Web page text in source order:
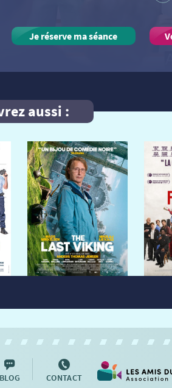
Je réserve ma séance
aussi :
BLOG CONTACT